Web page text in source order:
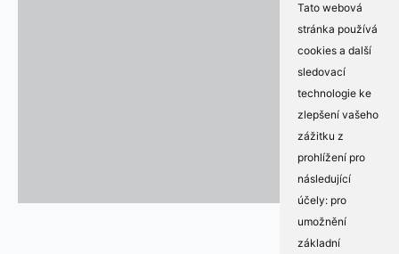
Tato webová
stránka používá
cookies a další
sledovací
technologie ke
zlepšení vašeho
zážitku z
prohlížení pro
následující
účely: pro
umožnění
základní